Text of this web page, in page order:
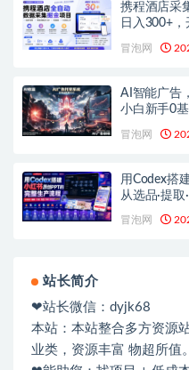
携程酒店采
日入300+
冒泡网
AI智能广告
小白新手0
冒泡网
用Codex搭
从选品·提取
冒泡网
站长简介
❤站长微信：dyjk68
本站：本站整合多方资源
业类，资源丰富 物超所值。